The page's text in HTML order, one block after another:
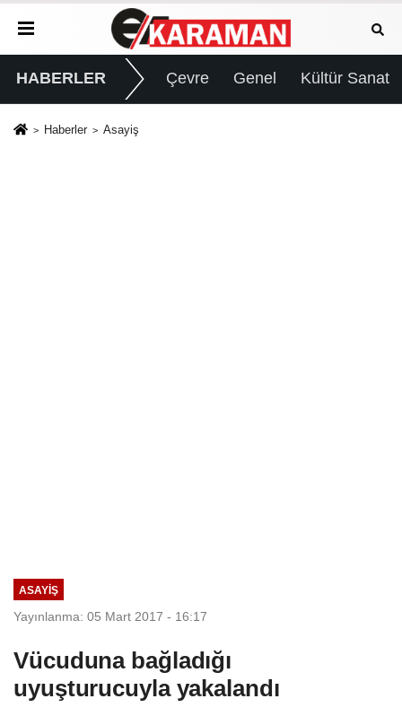
HABERLER Çevre Genel Kültür Sanat
Haberler Asayiş
ASAYIŞ
Yayınlanma: 05 Mart 2017 - 16:17
Vücuduna bağladığı
uyuşturucuyla yakalandı